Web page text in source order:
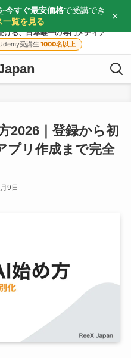
る、日本唯一の専門メディア
受講生 1000名以上
2026｜登録から初
プリ作成まで完全
9日
今すぐ最安価格で受講でき
一覧を見る ×